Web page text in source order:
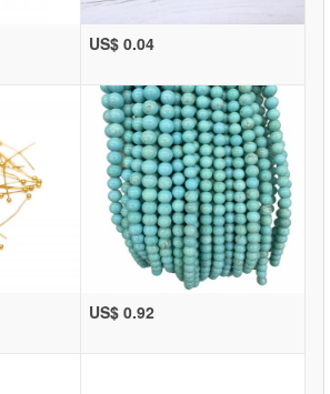
US$ 0.04
US$ 0.92